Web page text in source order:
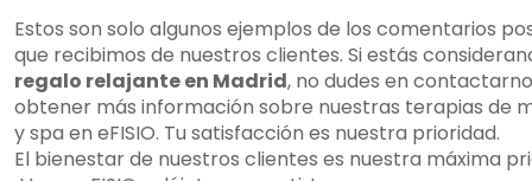
Estos son solo algunos ejemplos de los comentarios
que recibimos de nuestros clientes. Si estás
regalo relajante en Madrid, no dudes en
obtener más información sobre nuestras terapias de
y spa en eFISIO. Tu satisfacción es nuestra prioridad.
El bienestar de nuestros clientes es nuestra máxima